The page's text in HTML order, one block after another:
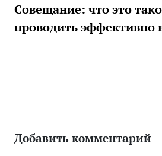
Совещание: что это
проводить эффективно
Добавить комментарий